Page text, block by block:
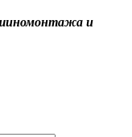
шиномонтажа и